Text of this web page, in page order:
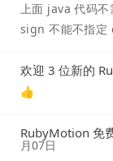
上面 java 代码
sign 不能不指定
欢迎 3 位新的
👍
RubyMotion 免
月07日